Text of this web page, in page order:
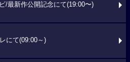
/最新作公開記念にて(19:00〜)
にて(09:00～)